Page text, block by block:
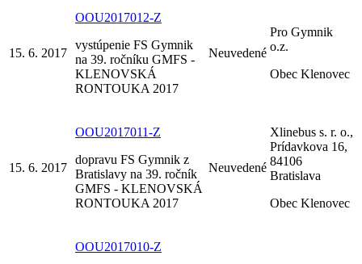
15. 6. 2017
OOU2017012-Z
vystúpenie FS Gymnik
na 39. ročníku GMFS -
KLENOVSKÁ
RONTOUKA 2017
Neuvedené
Pro Gymnik
o.z.
Obec Klenovec
15. 6. 2017
OOU2017011-Z
dopravu FS Gymnik z
Bratislavy na 39. ročník
GMFS - KLENOVSKÁ
RONTOUKA 2017
Neuvedené
Xlinebus s. r. o.,
Prídavkova 16,
84106
Bratislava
Obec Klenovec
OOU2017010-Z